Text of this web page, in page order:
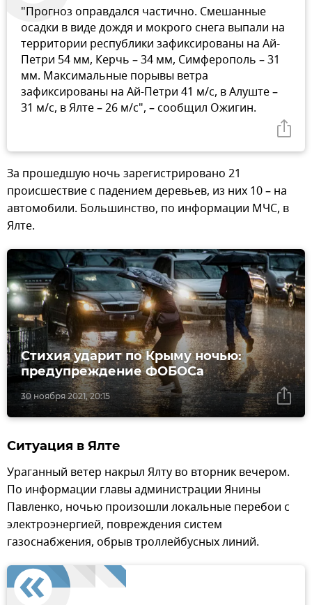
"Прогноз оправдался частично. Смешанные
осадки в виде дождя и мокрого снега выпали на
территории республики зафиксированы на Ай-
Петри 54 мм, Керчь – 34 мм, Симферополь – 31
мм. Максимальные порывы ветра
зафиксированы на Ай-Петри 41 м/с, в Алуште –
31 м/с, в Ялте – 26 м/с", – сообщил Ожигин.
За прошедшую ночь зарегистрировано 21
происшествие с падением деревьев, из них 10 – на
автомобили. Большинство, по информации МЧС, в
Ялте.
30 ноября 2021, 20:15
Стихия ударит по Крыму ночью:
предупреждение ФОБОСа
Ситуация в Ялте
Ураганный ветер накрыл Ялту во вторник вечером.
По информации главы администрации Янины
Павленко, ночью произошли локальные перебои с
электроэнергией, повреждения систем
газоснабжения, обрыв троллейбусных линий.